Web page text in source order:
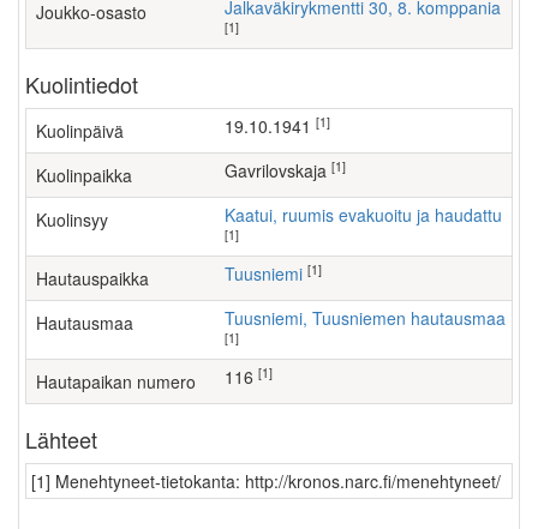
Joukko-osasto Jalkaväkirykmentti 30, 8. komppania
[1]
Kuolintiedot
Kuolinpäivä 19.10.1941 [1]
Kuolinpaikka Gavrilovskaja [1]
Kuolinsyy Kaatui, ruumis evakuoitu ja haudattu
[1]
Hautauspaikka Tuusniemi [1]
Hautausmaa Tuusniemi, Tuusniemen hautausmaa
[1]
Hautapaikan numero 116 [1]
Lähteet
[1] Menehtyneet-tietokanta: http://kronos.narc.fi/menehtyneet/